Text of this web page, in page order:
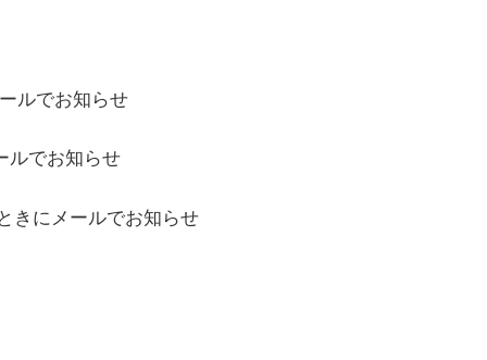
ルでお知らせ
ルでお知らせ
きにメールでお知らせ